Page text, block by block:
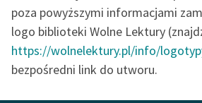
poza powyższymi informacjami
logo biblioteki Wolne Lektury
https://wolnelektury.pl/info/
bezpośredni link do utworu.